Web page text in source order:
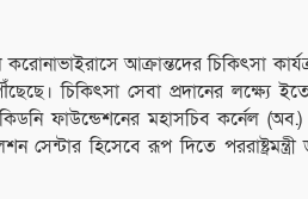
আক্রান্তদের চিকিৎসা
চিকিৎসা সেবা প্রদানের লক্ষ্যে
ফাউন্ডেশনের মহাসচিব কর্নেল
সেন্টার হিসেবে রূপ দিতে